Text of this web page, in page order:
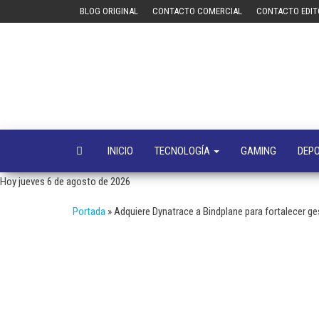
BLOG ORIGINAL CONTACTO COMERCIAL CONTACTO
INICIO TECNOLOGÍA GAMING
Hoy jueves 6 de agosto de 2026
Portada »Adquiere Dynatrace a Bindplane para fortalecer